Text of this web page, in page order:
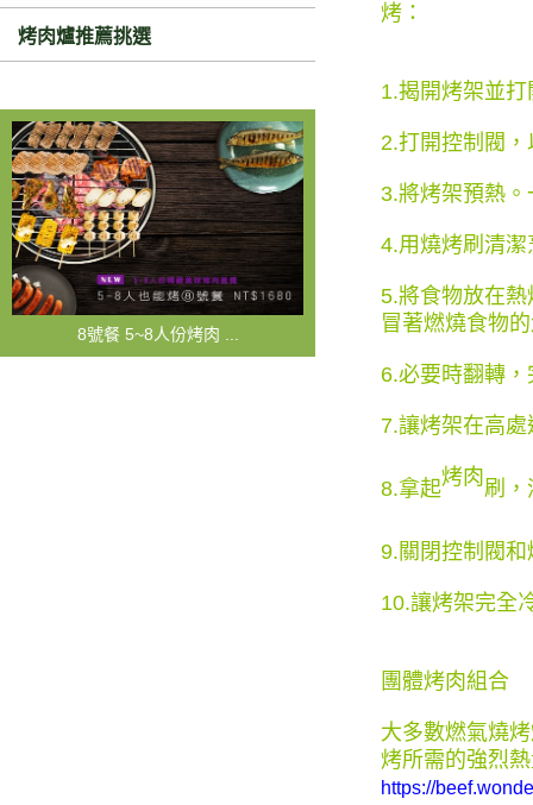
烤肉爐推薦挑選
8號餐 5~8人份烤肉 ...
烤：
1.揭開烤架並
2.打開控制閥
3.將烤架預熱
4.用燒烤刷清
5.將食物放在
冒著燃燒食物
6.必要時翻轉
7.讓烤架在高
8.拿起烤肉刷，
9.關閉控制閥
10.讓烤架完全
團體烤肉組合
大多數燃氣燒
烤所需的強烈
https://